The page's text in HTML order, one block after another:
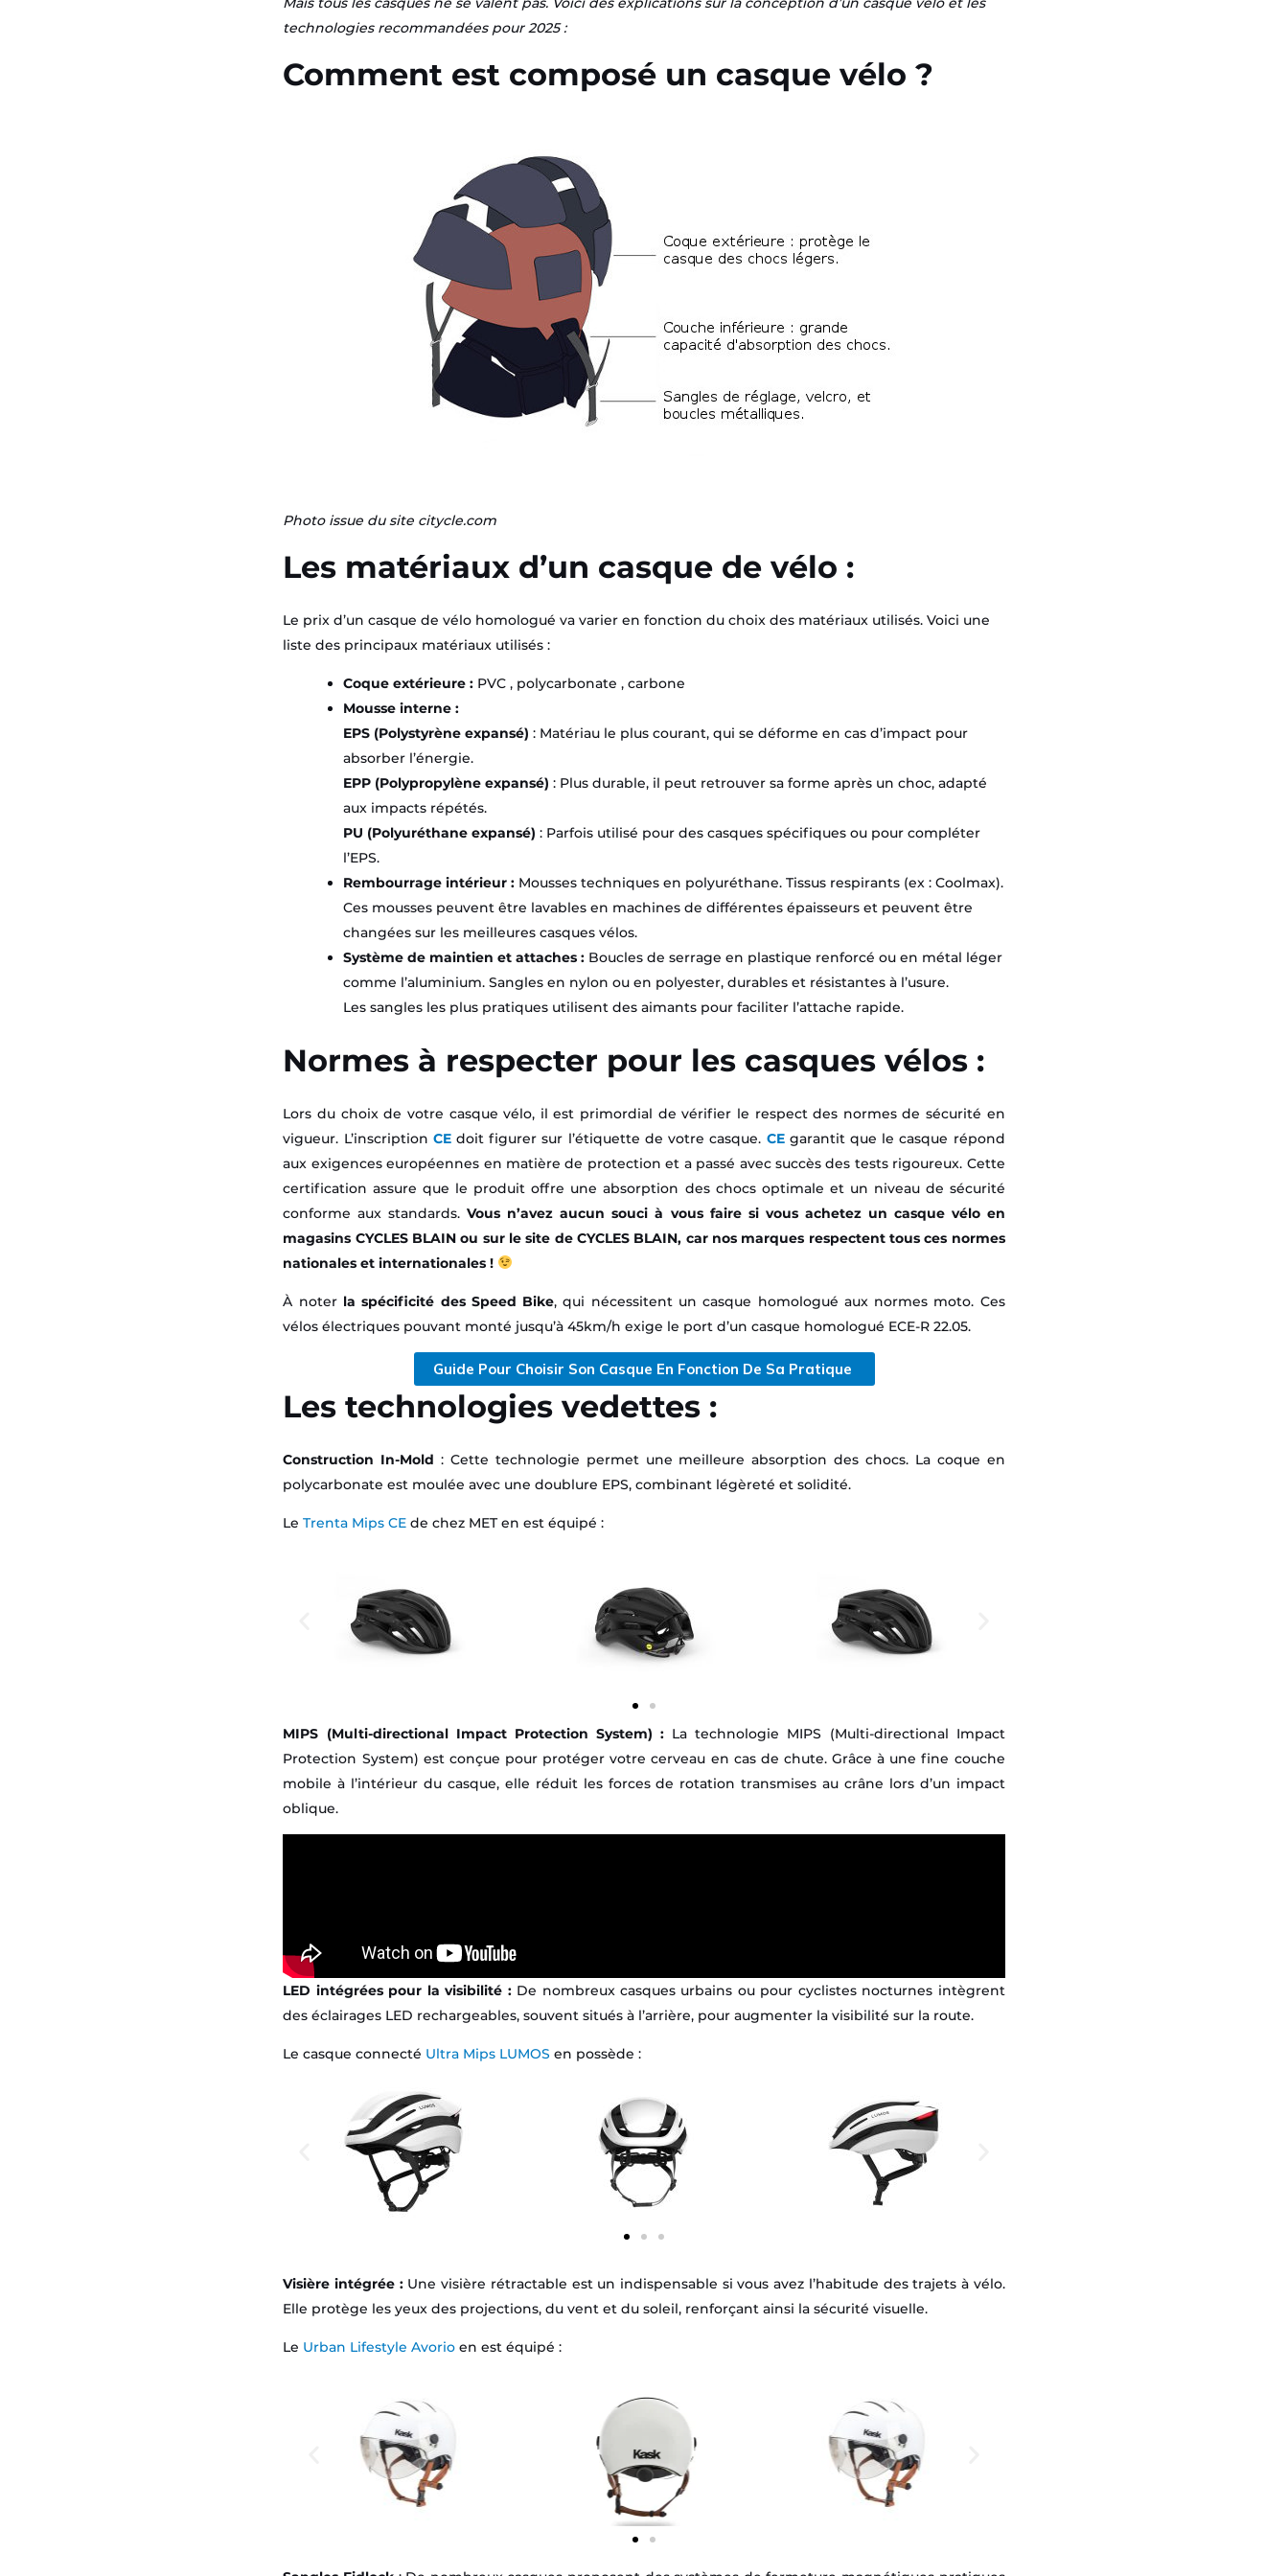
technologies recommandées pour 2025 :
Comment est composé un casque vélo ?
Photo issue du site citycle.com
Les matériaux d’un casque de vélo :
Le prix d’un casque de vélo homologué va varier en fonction du choix des matériaux utilisés. Voici une
liste des principaux matériaux utilisés :
Coque extérieure : PVC , polycarbonate , carbone
Mousse interne :
EPS (Polystyrène expansé) : Matériau le plus courant, qui se déforme en cas d’impact pour
absorber l’énergie.
EPP (Polypropylène expansé) : Plus durable, il peut retrouver sa forme après un choc, adapté
aux impacts répétés.
PU (Polyuréthane expansé) : Parfois utilisé pour des casques spécifiques ou pour compléter
l’EPS.
Rembourrage intérieur : Mousses techniques en polyuréthane. Tissus respirants (ex : Coolmax).
Ces mousses peuvent être lavables en machines de différentes épaisseurs et peuvent être
changées sur les meilleures casques vélos.
Système de maintien et attaches : Boucles de serrage en plastique renforcé ou en métal léger
comme l’aluminium. Sangles en nylon ou en polyester, durables et résistantes à l’usure.
Les sangles les plus pratiques utilisent des aimants pour faciliter l’attache rapide.
Normes à respecter pour les casques vélos :
Lors du choix de votre casque vélo, il est primordial de vérifier le respect des normes de sécurité en
vigueur. L’inscription CEdoit figurer sur l’étiquette de votre casque. CE garantit que le casque répond
aux exigences européennes en matière de protection et a passé avec succès des tests rigoureux. Cette
certification assure que le produit offre une absorption des chocs optimale et un niveau de sécurité
conforme aux standards.Vous n’avez aucun souci à vous faire si vous achetez un casque vélo en
magasins CYCLES BLAIN ou sur le site de CYCLES BLAIN, car nos marques respectent tous ces normes
nationales et internationales !
À noter la spécificité des Speed Bike, qui nécessitent un casque homologué aux normes moto. Ces
vélos électriques pouvant monté jusqu’à 45km/h exige le port d’un casque homologué ECE-R 22.05.
Guide Pour Choisir Son Casque En Fonction De Sa Pratique
Les technologies vedettes :
Construction In-Mold : Cette technologie permet une meilleure absorption des chocs. La coque en
polycarbonate est moulée avec une doublure EPS, combinant légèreté et solidité.
LeTrenta Mips CE de chez MET en est équipé :
MIPS (Multi-directional Impact Protection System) : La technologie MIPS (Multi-directional Impact
Protection System) est conçue pour protéger votre cerveau en cas de chute. Grâce à une fine couche
mobile à l’intérieur du casque, elle réduit les forces de rotation transmises au crâne lors d’un impact
oblique.
LED intégrées pour la visibilité :De nombreux casques urbains ou pour cyclistes nocturnes intègrent
des éclairages LED rechargeables, souvent situés à l’arrière, pour augmenter la visibilité sur la route.
Le casque connecté Ultra Mips LUMOS en possède :
Visière intégrée : Une visière rétractable est un indispensable si vous avez l’habitude des trajets à vélo.
Elle protège les yeux des projections, du vent et du soleil, renforçant ainsi la sécurité visuelle.
Le Urban Lifestyle Avorio en est équipé :